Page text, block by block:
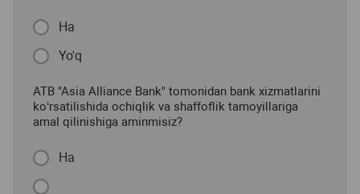
Ha
Yo'q
ATB "Asia Alliance Bank" tomonidan bank xizmatlarini
ko‘rsatilishida ochiqlik va shaffoflik tamoyillariga
amal qilinishiga aminmisiz?
Ha